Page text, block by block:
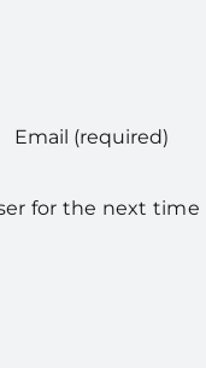
for the next